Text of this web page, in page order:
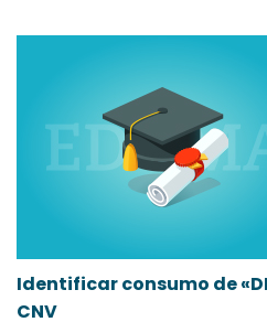
Identificar consumo de
CNV